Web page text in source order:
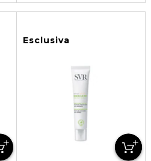
Esclusiva